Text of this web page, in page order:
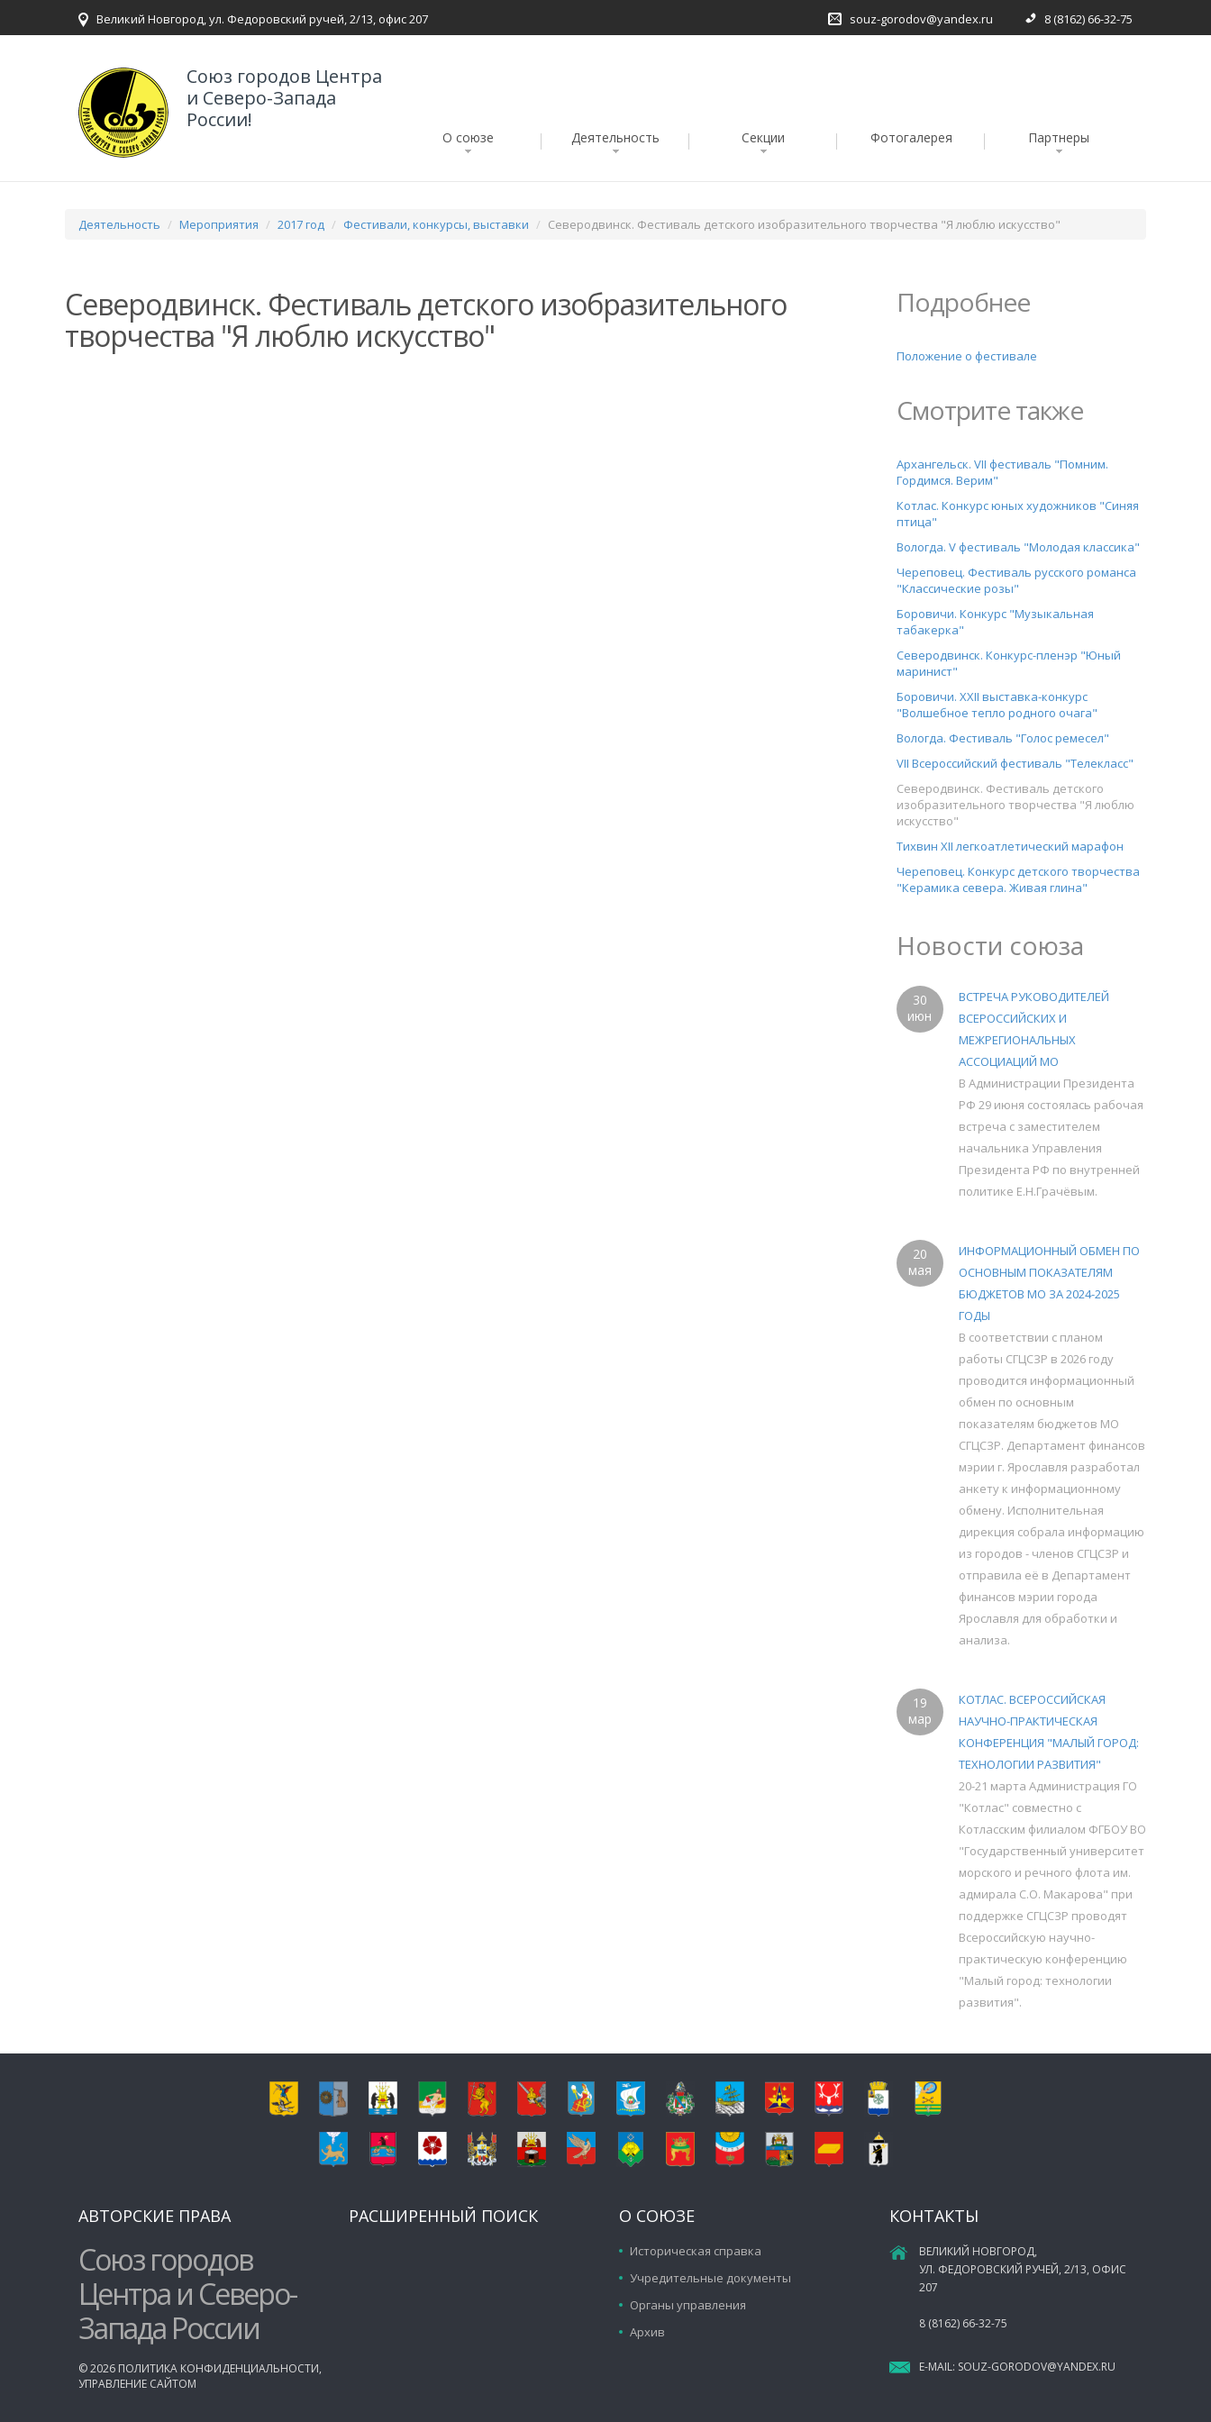
Великий Новгород, ул. Федоровский ручей, 2/13, офис 207 souz-gorodov@yandex.ru 8 (8162) 66-32-75
Союз городов Центра
и Северо-Запада
России!
О союзе Деятельность Секции Фотогалерея Партнеры
Деятельность Мероприятия 2017 год Фестивали, конкурсы, выставки Северодвинск. Фестиваль детского изобразительного творчества "Я люблю искусство"
Северодвинск. Фестиваль детского изобразительного
творчества "Я люблю искусство"
Подробнее
Положение о фестивале
Смотрите также
Архангельск. VII фестиваль "Помним.
Гордимся. Верим"
Котлас. Конкурс юных художников "Синяя
птица"
Вологда. V фестиваль "Молодая классика"
Череповец. Фестиваль русского романса
"Классические розы"
Боровичи. Конкурс "Музыкальная
табакерка"
Северодвинск. Конкурс-пленэр "Юный
маринист"
Боровичи. XXII выставка-конкурс
"Волшебное тепло родного очага"
Вологда. Фестиваль "Голос ремесел"
VII Всероссийский фестиваль "Телекласс"
Северодвинск. Фестиваль детского
изобразительного творчества "Я люблю
искусство"
Тихвин XII легкоатлетический марафон
Череповец. Конкурс детского творчества
"Керамика севера. Живая глина"
Новости союза
30
июн
ВСТРЕЧА РУКОВОДИТЕЛЕЙ
ВСЕРОССИЙСКИХ И
МЕЖРЕГИОНАЛЬНЫХ
АССОЦИАЦИЙ МО
В Администрации Президента
РФ 29 июня состоялась рабочая
встреча с заместителем
начальника Управления
Президента РФ по внутренней
политике Е.Н.Грачёвым.
20
мая
ИНФОРМАЦИОННЫЙ ОБМЕН ПО
ОСНОВНЫМ ПОКАЗАТЕЛЯМ
БЮДЖЕТОВ МО ЗА 2024-2025
ГОДЫ
В соответствии с планом
работы СГЦСЗР в 2026 году
проводится информационный
обмен по основным
показателям бюджетов МО
СГЦСЗР. Департамент финансов
мэрии г. Ярославля разработал
анкету к информационному
обмену. Исполнительная
дирекция собрала информацию
из городов - членов СГЦСЗР и
отправила её в Департамент
финансов мэрии города
Ярославля для обработки и
анализа.
19
мар
КОТЛАС. ВСЕРОССИЙСКАЯ
НАУЧНО-ПРАКТИЧЕСКАЯ
КОНФЕРЕНЦИЯ "МАЛЫЙ ГОРОД:
ТЕХНОЛОГИИ РАЗВИТИЯ"
20-21 марта Администрация ГО
"Котлас" совместно с
Котласским филиалом ФГБОУ ВО
"Государственный университет
морского и речного флота им.
адмирала С.О. Макарова" при
поддержке СГЦСЗР проводят
Всероссийскую научно-
практическую конференцию
"Малый город: технологии
развития".
АВТОРСКИЕ ПРАВА
Союз городов
Центра и Северо-
Запада России
©2026 ПОЛИТИКА КОНФИДЕНЦИАЛЬНОСТИ,
УПРАВЛЕНИЕ САЙТОМ
РАСШИРЕННЫЙ ПОИСК О СОЮЗЕ
Историческая справка
Учредительные документы
Органы управления
Архив
КОНТАКТЫ
ВЕЛИКИЙ НОВГОРОД,
УЛ. ФЕДОРОВСКИЙ РУЧЕЙ, 2/13, ОФИС
207
8 (8162) 66-32-75
E-MAIL: SOUZ-GORODOV@YANDEX.RU